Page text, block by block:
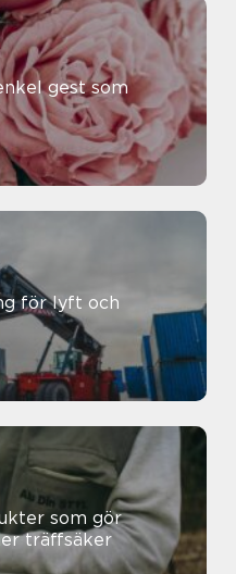
gest som
som gör
träffsäker